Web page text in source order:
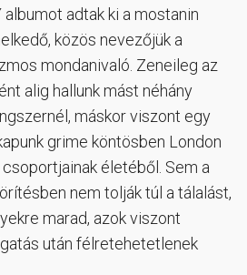
albumot adtak ki a mostanin
közös nevezőjük a
mondanivaló. Zeneileg az
alig hallunk mást néhány
máskor viszont egy
grime köntösben London
életéből. Sem a
nem tolják túl a tálalást,
marad, azok viszont
után félretehetetlenek